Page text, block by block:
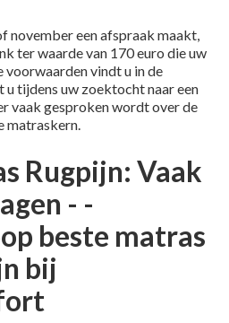
november een afspraak maakt,
ter waarde van 170 euro die uw
vindt u in de
u tijdens uw zoektocht naar een
vaak gesproken wordt over de
matraskern.
Rugpijn: Vaak
- -
beste matras
bij